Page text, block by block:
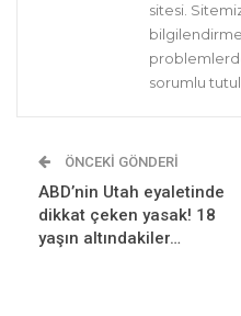
sitesi.
sorumlu
ÖNCEKI GÖNDERI
ABD’nin Utah eyaletinde
dikkat çeken yasak! 18
yaşın altındakiler…